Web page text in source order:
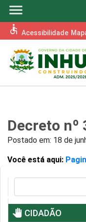
menu
accessible Acessibilidade
Decreto nº
Postado em: 18 de
Você está aqui:
pan_tool CIDADÃO